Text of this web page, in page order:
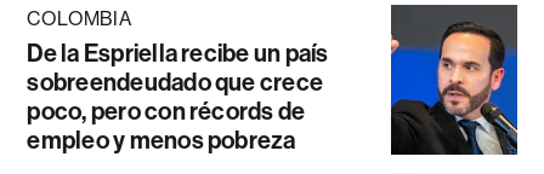
COLOMBIA
De la Espriella recibe un país
sobreendeudado que crece
poco, pero con récords de
empleo y menos pobreza